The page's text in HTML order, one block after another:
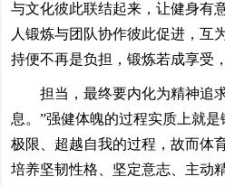
与文化彼此联结起来，让健身有
人锻炼与团队协作彼此促进，互
持便不再是负担，锻炼若成享受
担当，最终要内化为精神追求
息。”强健体魄的过程实质上就
极限、超越自我的过程，故而体
培养坚韧性格、坚定意志、主动